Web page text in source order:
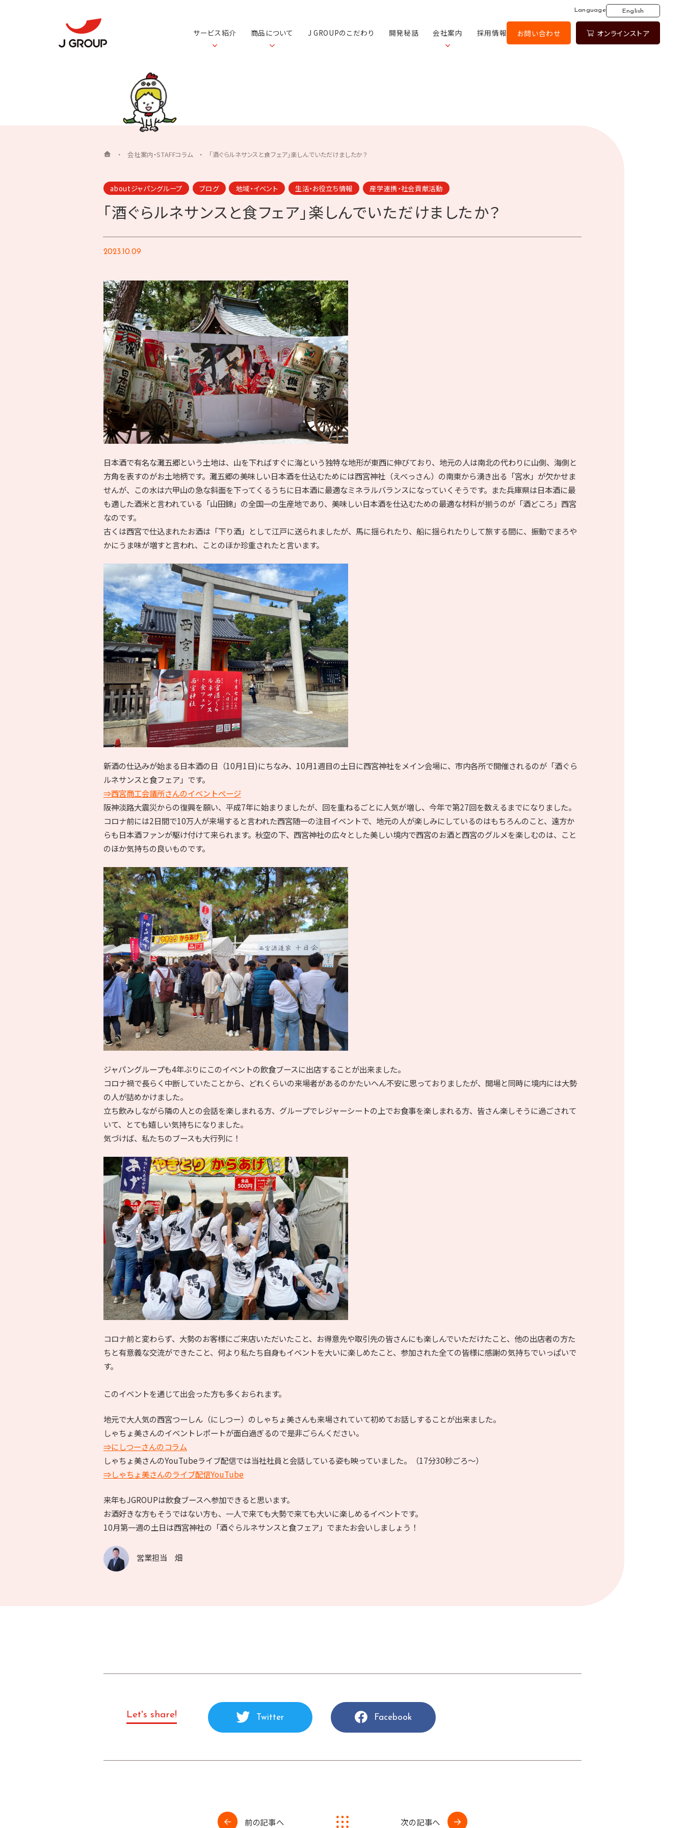
Language English
サービス紹介 商品について J GROUPのこだわり 開発秘話 会社案内 採用情報 お問い合わせ オンラインストア
・会社案内・STAFFコラム・ 「酒ぐらルネサンスと食フェア」楽しんでいただけましたか？
aboutジャパングループ ブログ 地域・イベント 生活・お役立ち情報 産学連携・社会貢献活動
「酒ぐらルネサンスと食フェア」楽しんでいただけましたか？
2023.10.09
日本酒で有名な灘五郷という土地は、山を下ればすぐに海という独特な地形が東西に伸びており、地元の人は南北の代わりに山側、海側と
方角を表すのがお土地柄です。灘五郷の美味しい日本酒を仕込むためには西宮神社（えべっさん）の南東から湧き出る「宮水」が欠かせま
せんが、この水は六甲山の急な斜面を下ってくるうちに日本酒に最適なミネラルバランスになっていくそうです。また兵庫県は日本酒に最
も適した酒米と言われている「山田錦」の全国一の生産地であり、美味しい日本酒を仕込むための最適な材料が揃うのが「酒どころ」西宮
なのです。
古くは西宮で仕込まれたお酒は「下り酒」として江戸に送られましたが、馬に揺られたり、船に揺られたりして旅する間に、振動でまろや
かにうま味が増すと言われ、ことのほか珍重されたと言います。
新酒の仕込みが始まる日本酒の日（10月1日)にちなみ、10月1週目の土日に西宮神社をメイン会場に、市内各所で開催されるのが「酒ぐら
ルネサンスと食フェア」です。
⇒西宮商工会議所さんのイベントページ
阪神淡路大震災からの復興を願い、平成7年に始まりましたが、回を重ねるごとに人気が増し、今年で第27回を数えるまでになりました。
コロナ前には2日間で10万人が来場すると言われた西宮随一の注目イベントで、地元の人が楽しみにしているのはもちろんのこと、遠方か
らも日本酒ファンが駆け付けて来られます。秋空の下、西宮神社の広々とした美しい境内で西宮のお酒と西宮のグルメを楽しむのは、こと
のほか気持ちの良いものです。
ジャパングループも4年ぶりにこのイベントの飲食ブースに出店することが出来ました。
コロナ禍で長らく中断していたことから、どれくらいの来場者があるのかたいへん不安に思っておりましたが、開場と同時に境内には大勢
の人が詰めかけました。
立ち飲みしながら隣の人との会話を楽しまれる方、グループでレジャーシートの上でお食事を楽しまれる方、皆さん楽しそうに過ごされて
いて、とても嬉しい気持ちになりました。
気づけば、私たちのブースも大行列に！
コロナ前と変わらず、大勢のお客様にご来店いただいたこと、お得意先や取引先の皆さんにも楽しんでいただけたこと、他の出店者の方た
ちと有意義な交流ができたこと、何より私たち自身もイベントを大いに楽しめたこと、参加された全ての皆様に感謝の気持ちでいっぱいで
す。
このイベントを通じて出会った方も多くおられます。
地元で大人気の西宮つーしん（にしつー）のしゃちょ美さんも来場されていて初めてお話しすることが出来ました。
しゃちょ美さんのイベントレポートが面白過ぎるので是非ごらんください。
⇒にしつーさんのコラム
しゃちょ美さんのYouTubeライブ配信では当社社員と会話している姿も映っていました。（17分30秒ごろ～）
⇒しゃちょ美さんのライブ配信YouTube
来年もJGROUPは飲食ブースへ参加できると思います。
お酒好きな方もそうではない方も、一人で来ても大勢で来ても大いに楽しめるイベントです。
10月第一週の土日は西宮神社の「酒ぐらルネサンスと食フェア」でまたお会いしましょう！
営業担当 畑
Let's share! Twitter Facebook
前の記事へ 次の記事へ